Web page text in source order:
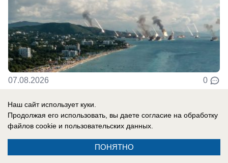
07.08.2026 0
В России
«Там, где бьют москаля, Польша
оказывает помощь»: президент страны
сделал агрессивное заявление в адрес
Наш сайт использует куки.
Продолжая его использовать, вы даете согласие на обработку
файлов cookie и пользовательских данных.
ПОНЯТНО